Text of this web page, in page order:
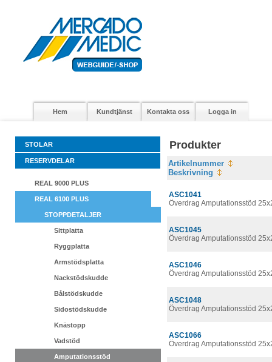
Hem Kundtjänst Kontakta oss Logga in
STOLAR
RESERVDELAR
REAL 9000 PLUS
REAL 6100 PLUS
STOPPDETALJER
Sittplatta
Ryggplatta
Armstödsplatta
Nackstödskudde
Bålstödskudde
Sidostödskudde
Knästopp
Vadstöd
Amputationsstöd
Produkter
Artikelnummer
Beskrivning
ASC1041
Överdrag Amputationsstöd
ASC1045
Överdrag Amputationsstöd
ASC1046
Överdrag Amputationsstöd
ASC1048
Överdrag Amputationsstöd
ASC1066
Överdrag Amputationsstöd